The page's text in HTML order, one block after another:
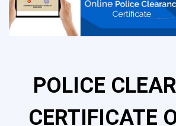
POLICE
CERTIFICATE